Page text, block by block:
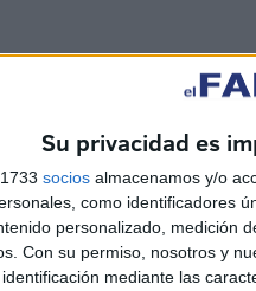
Su privacidad es
socios almacenamos y/o
como identificadores
personalizado, medición
Con su permiso, nosotros y
mediante las
a los cinco años de
menores diagnosticados
donde el nivel
son diagnosticados